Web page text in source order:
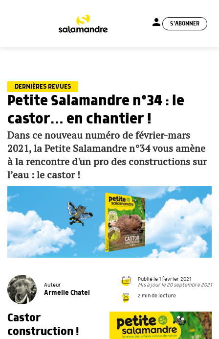
person S'ABONNER
DERNIÈRES REVUES
Petite Salamandre n°34 : le
castor… en chantier !
Dans ce nouveau numéro de février-mars
2021, la Petite Salamandre n°34 vous amène
à la rencontre d'un pro des constructions sur
l’eau : le castor !
Auteur
Armelle Chatel
Publié le 1 février 2021
Mis à jour le 20 septembre 2021
2 min de lecture
Castor
construction !